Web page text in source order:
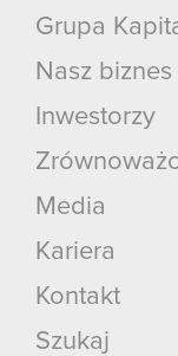
Grupa
Nasz biznes
Inwestorzy
Media
Kariera
Kontakt
Szukaj